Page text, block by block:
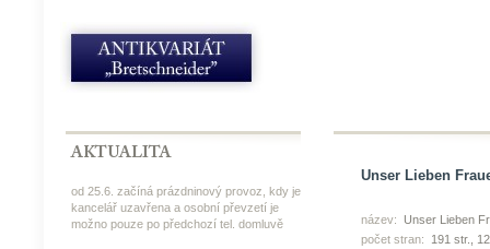
od 25.6. začíná prázdninový provoz, kdy je
kancelář uzavřena a osobní převzetí je
možno pouze po předchozí tel. domluvě
Unser Lieben
název:
Unser Lieben
počet stran:
191 str.,